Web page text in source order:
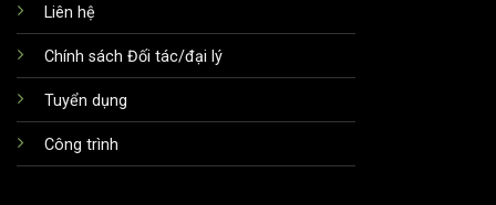
Liên hệ
Chính sách Đối tác/đại lý
Tuyển dụng
Công trình